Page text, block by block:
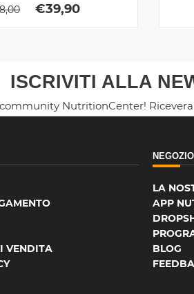
€39,90
ISCRIVITI ALLA
NutritionCenter!
VENDITA
NEGOZIO
LA
APP
BLOG